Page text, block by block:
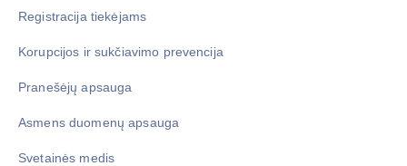
Registracija tiekėjams
Korupcijos ir sukčiavimo prevencija
Pranešėjų apsauga
Asmens duomenų apsauga
Svetainės medis